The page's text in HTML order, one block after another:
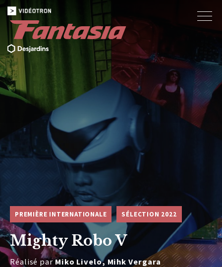
PREMIÈRE INTERNATIONALE SÉLECTION 2022
Mighty Robo V
Réalisé parMiko Livelo, Mihk Vergara